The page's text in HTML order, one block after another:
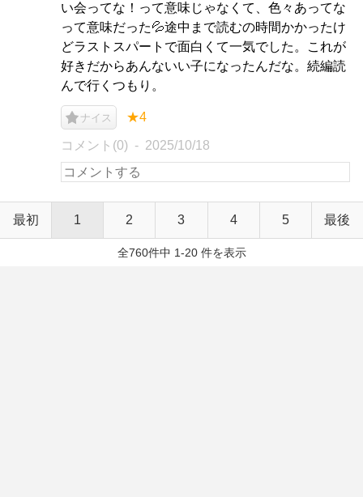
い会ってな！って意味じゃなくて、色々あってな
って意味だった💦途中まで読むの時間かかったけ
どラストスパートで面白くて一気でした。これが
好きだからあんないい子になったんだな。続編読
んで行くつもり。
ナイス ★4
コメント(0) 2025/10/18
最初 1 2 3 4 5 最後
全760件中 1-20 件を表示